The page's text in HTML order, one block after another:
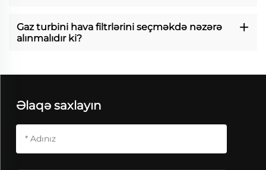
Gaz turbini hava filtrlərini seçməkdə nəzərə
alınmalıdır ki?
Əlaqə saxlayın